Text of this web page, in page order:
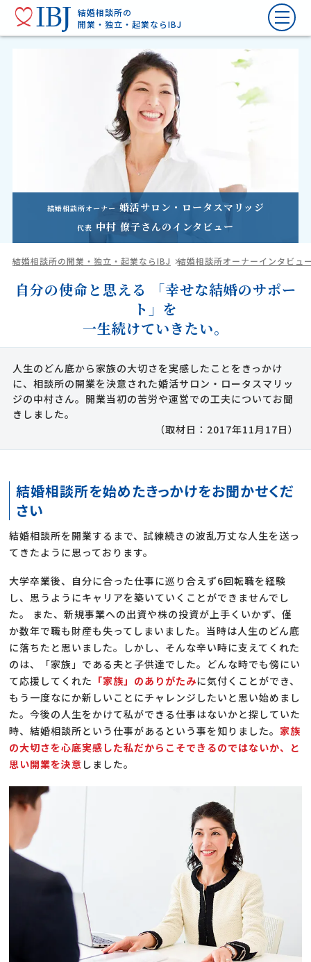
結婚相談所の
開業・独立・起業ならIBJ
結婚相談所オーナー 婚活サロン・ロータスマリッジ
代表 中村 僚子さんのインタビュー
結婚相談所の開業・独立・起業ならIBJ 結婚相談所オーナーインタビュ
自分の使命と思える 「幸せな結婚のサポー
ト」を
一生続けていきたい。
人生のどん底から家族の大切さを実感したことをきっかけ
に、相談所の開業を決意された婚活サロン・ロータスマリッ
ジの中村さん。開業当初の苦労や運営での工夫についてお聞
きしました。
（取材日：2017年11月17日）
結婚相談所を始めたきっかけをお聞かせくだ
さい
結婚相談所を開業するまで、試練続きの波乱万丈な人生を送っ
てきたように思っております。
大学卒業後、自分に合った仕事に巡り合えず6回転職を経験
し、思うようにキャリアを築いていくことができませんでし
た。 また、新規事業への出資や株の投資が上手くいかず、僅
か数年で職も財産も失ってしまいました。当時は人生のどん底
に落ちたと思いました。しかし、そんな辛い時に支えてくれた
のは、「家族」である夫と子供達でした。どんな時でも傍にい
て応援してくれた 「家族」のありがたみに気付くことができ、
もう一度なにか新しいことにチャレンジしたいと思い始めまし
た。今後の人生をかけて私ができる仕事はないかと探していた
時、結婚相談所という仕事があるという事を知りました。 家族
の大切さを心底実感した私だからこそできるのではないか、と
思い開業を決意 しました。